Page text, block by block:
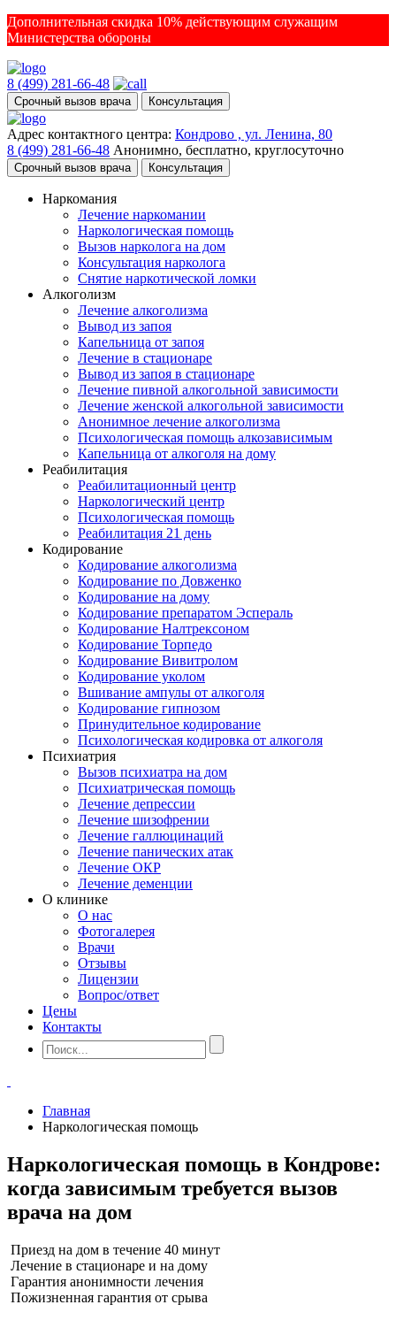
Дополнительная скидка 10% действующим служащим
Министерства обороны
8 (499) 281-66-48
Срочный вызов врача Консультация
Адрес контактного центра: Кондрово , ул. Ленина, 80
8 (499) 281-66-48 Анонимно, бесплатно, круглосуточно
Срочный вызов врача Консультация
Наркомания
Лечение наркомании
Наркологическая помощь
Вызов нарколога на дом
Консультация нарколога
Снятие наркотической ломки
Алкоголизм
Лечение алкоголизма
Вывод из запоя
Капельница от запоя
Лечение в стационаре
Вывод из запоя в стационаре
Лечение пивной алкогольной зависимости
Лечение женской алкогольной зависимости
Анонимное лечение алкоголизма
Психологическая помощь алкозависимым
Капельница от алкоголя на дому
Реабилитация
Реабилитационный центр
Наркологический центр
Психологическая помощь
Реабилитация 21 день
Кодирование
Кодирование алкоголизма
Кодирование по Довженко
Кодирование на дому
Кодирование препаратом Эспераль
Кодирование Налтрексоном
Кодирование Торпедо
Кодирование Вивитролом
Кодирование уколом
Вшивание ампулы от алкоголя
Кодирование гипнозом
Принудительное кодирование
Психологическая кодировка от алкоголя
Психиатрия
Вызов психиатра на дом
Психиатрическая помощь
Лечение депрессии
Лечение шизофрении
Лечение галлюцинаций
Лечение панических атак
Лечение ОКР
Лечение деменции
О клинике
О нас
Фотогалерея
Врачи
Отзывы
Лицензии
Вопрос/ответ
Цены
Контакты
Главная
Наркологическая помощь
Наркологическая помощь в Кондрове:
когда зависимым требуется вызов
врача на дом
Приезд на дом в течение 40 минут
Лечение в стационаре и на дому
Гарантия анонимности лечения
Пожизненная гарантия от срыва